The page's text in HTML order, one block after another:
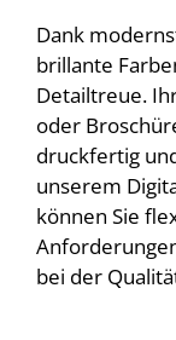
Dank
brillante
Detailtreue.
oder
druckfertig
unserem
können Sie
bei der